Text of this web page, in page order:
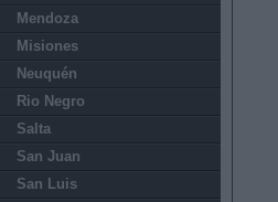
Mendoza
Misiones
Neuquén
Rio Negro
Salta
San Juan
San Luis